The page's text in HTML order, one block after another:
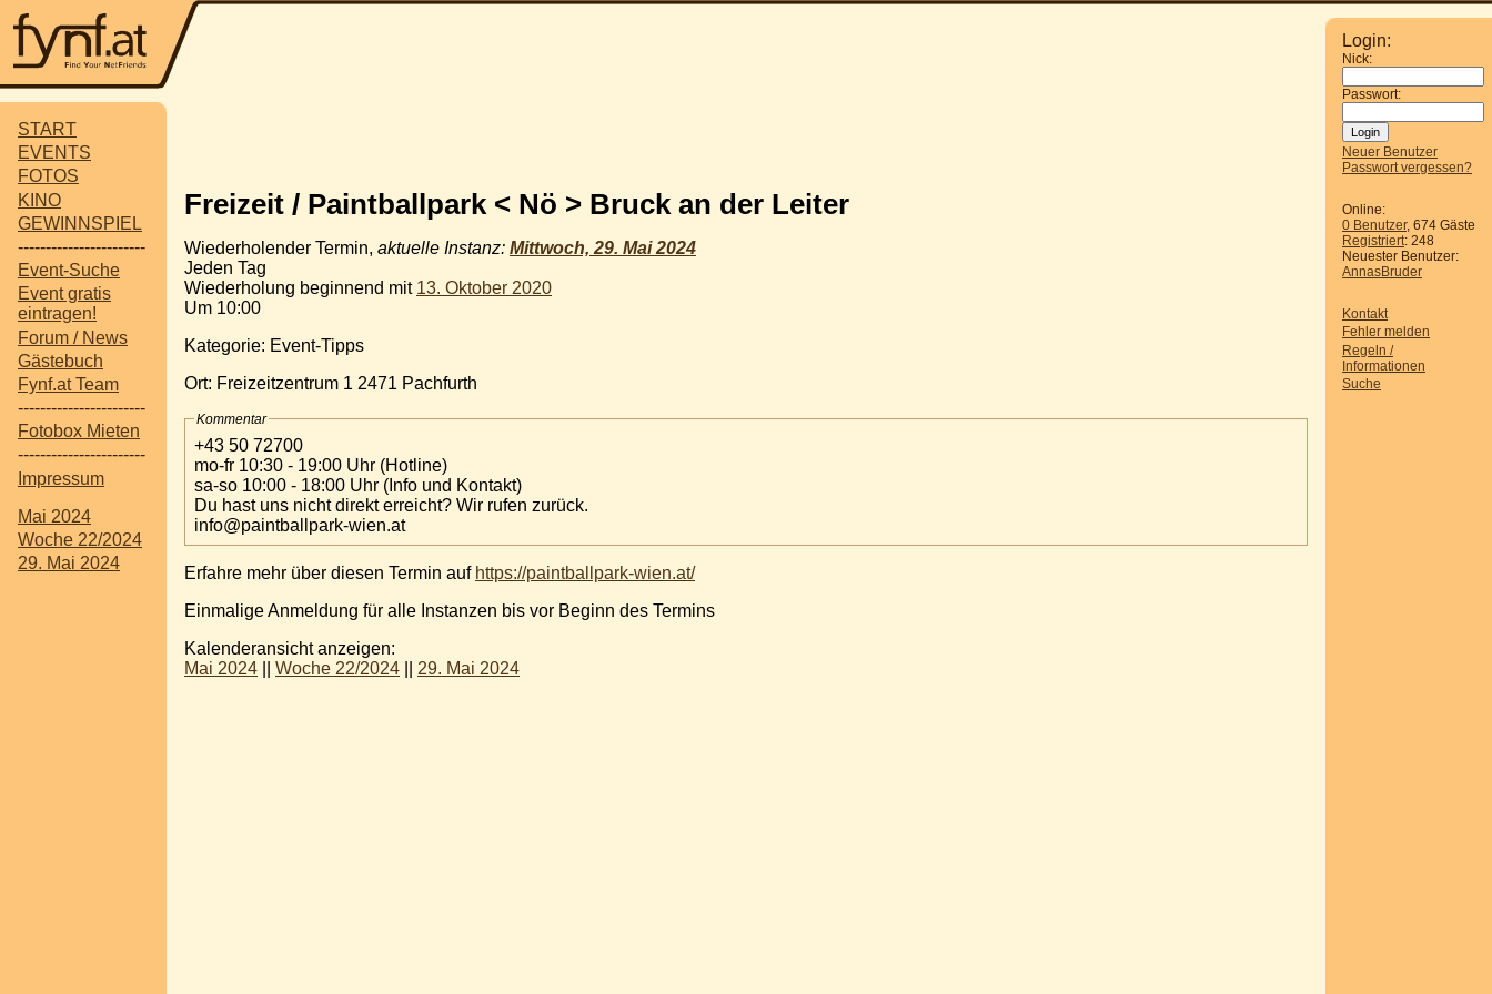
START
EVENTS
FOTOS
KINO
GEWINNSPIEL
-----------------------
Event-Suche
Event gratis
eintragen!
Forum / News
Gästebuch
Fynf.at Team
-----------------------
Fotobox Mieten
-----------------------
Impressum
Mai 2024
Woche 22/2024
29. Mai 2024
Login:
Nick:
Passwort:
Neuer Benutzer
Passwort vergessen?
Online:
0 Benutzer, 674 Gäste
Registriert: 248
Neuester Benutzer:
AnnasBruder
Kontakt
Fehler melden
Regeln /
Informationen
Suche
Freizeit / Paintballpark < Nö > Bruck an der Leiter
Wiederholender Termin, aktuelle Instanz: Mittwoch, 29. Mai 2024
Jeden Tag
Wiederholung beginnend mit 13. Oktober 2020
Um 10:00
Kategorie: Event-Tipps
Ort: Freizeitzentrum 1 2471 Pachfurth
Kommentar
+43 50 72700
mo-fr 10:30 - 19:00 Uhr (Hotline)
sa-so 10:00 - 18:00 Uhr (Info und Kontakt)
Du hast uns nicht direkt erreicht? Wir rufen zurück.
info@paintballpark-wien.at
Erfahre mehr über diesen Termin auf https://paintballpark-wien.at/
Einmalige Anmeldung für alle Instanzen bis vor Beginn des Termins
Kalenderansicht anzeigen:
Mai 2024
Woche 22/2024 29. Mai 2024